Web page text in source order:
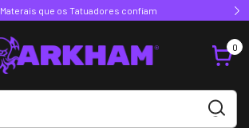
Materais que os Tatuadores confiam
0